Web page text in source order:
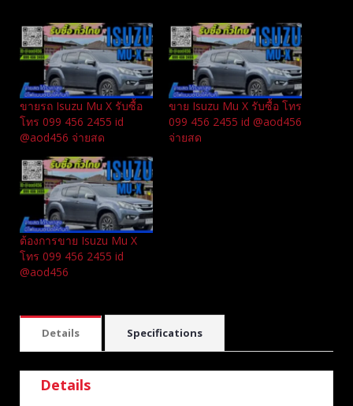
ขายรถ Isuzu Mu X รับซื้อ
โทร 099 456 2455 id
@aod456 จ่ายสด
ขาย Isuzu Mu X รับซื้อ โทร
099 456 2455 id @aod456
จ่ายสด
ต้องการขาย Isuzu Mu X
โทร 099 456 2455 id
@aod456
Details Specifications
Details